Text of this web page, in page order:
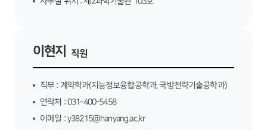
이현지 직원
직무 : 계약학과(지능정보융합공학과, 국방전략기술공학과)
연락처 : 031-400-5458
이메일 : y38215@hanyang.ac.kr